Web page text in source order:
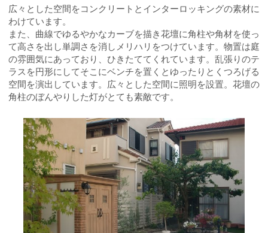
広々とした空間をコンクリートとインターロッキングの素材に
わけています。
また、曲線でゆるやかなカーブを描き花壇に角柱や角材を使っ
て高さを出し単調さを消しメリハリをつけています。物置は庭
の雰囲気にあっており、ひきたててくれています。乱張りのテ
ラスを円形にしてそこにベンチを置くとゆったりとくつろげる
空間を演出しています。広々とした空間に照明を設置。花壇の
角柱のぼんやりした灯がとても素敵です。